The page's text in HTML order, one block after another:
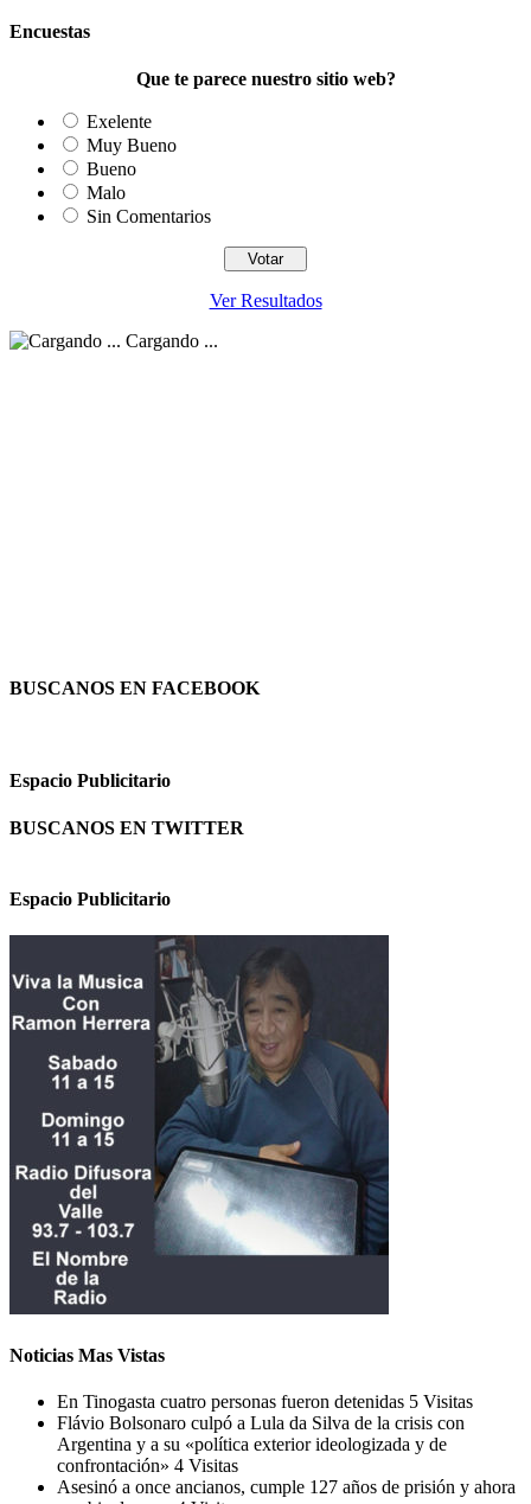
Encuestas
Que te parece nuestro sitio web?
Exelente
Muy Bueno
Bueno
Malo
Sin Comentarios
Ver Resultados
Cargando ...
BUSCANOS EN FACEBOOK
Espacio Publicitario
BUSCANOS EN TWITTER
Espacio Publicitario
Noticias Mas Vistas
En Tinogasta cuatro personas fueron detenidas 5 Visitas
Flávio Bolsonaro culpó a Lula da Silva de la crisis con
Argentina y a su «política exterior ideologizada y de
confrontación» 4 Visitas
Asesinó a once ancianos, cumple 127 años de prisión y ahora